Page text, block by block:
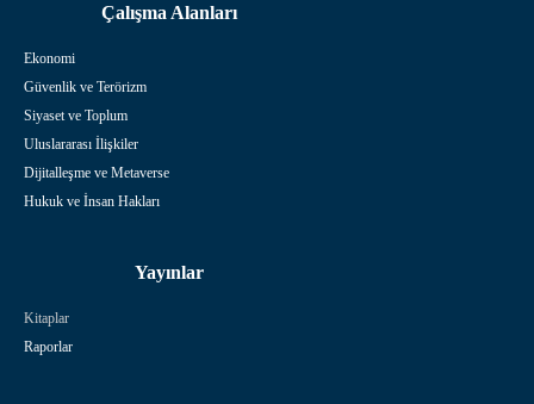
Çalışma Alanları
Ekonomi
Güvenlik ve Terörizm
Siyaset ve Toplum
Uluslararası İlişkiler
Dijitalleşme ve Metaverse
Hukuk ve İnsan Hakları
Yayınlar
Kitaplar
Raporlar